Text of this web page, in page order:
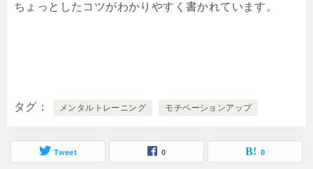
ちょっとしたコツがわかりやすく書かれています。
タグ メンタルトレーニング モチベーションアップ
Tweet 0 0